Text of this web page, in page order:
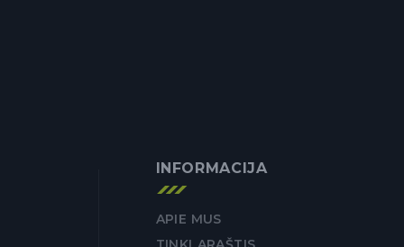
INFORMACIJA
APIE MUS